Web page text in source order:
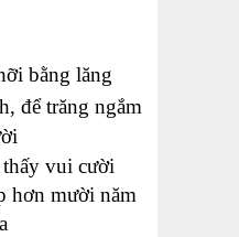
bằng lăng
để trăng ngắm
vui cười
hơn mười năm